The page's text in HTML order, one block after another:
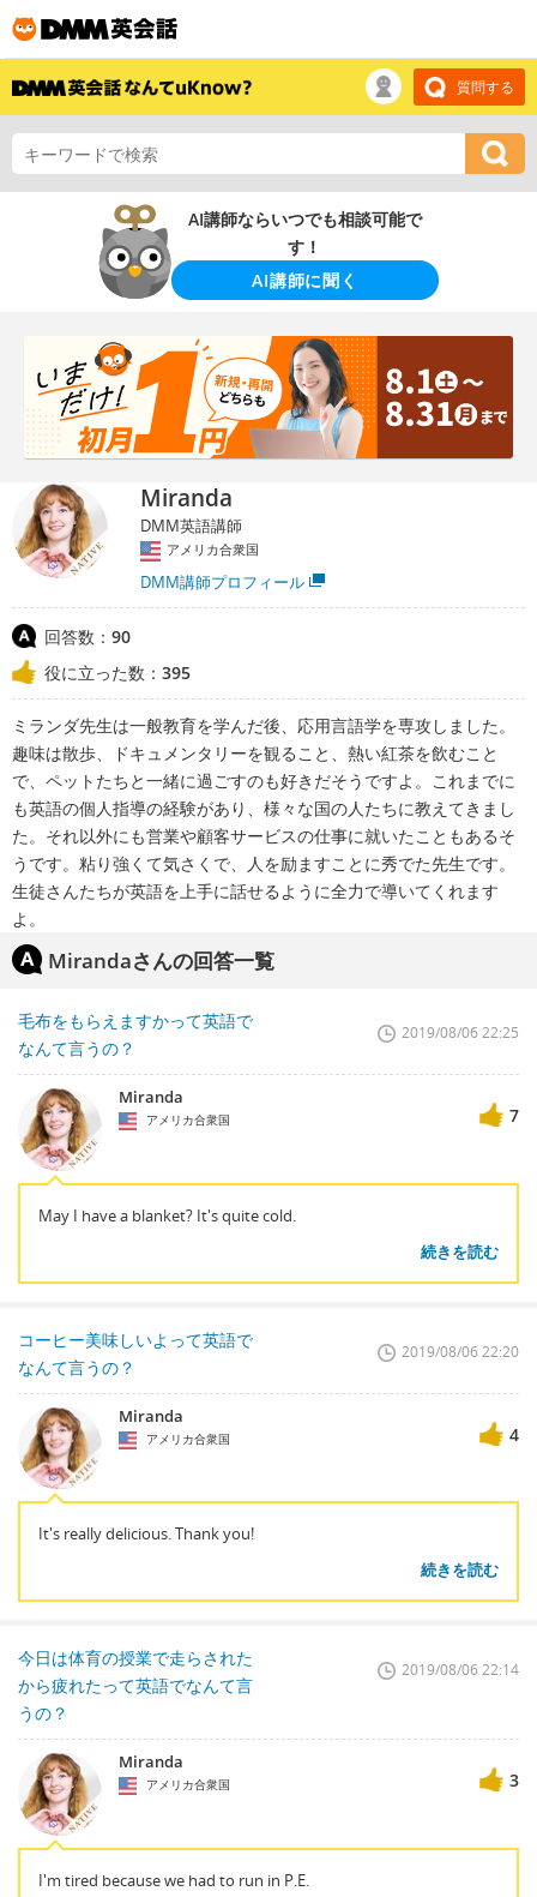
質問する
AI講師ならいつでも相談可能で
す！
AI講師に聞く
Miranda
DMM英語講師
アメリカ合衆国
DMM講師プロフィール
回答数： 90
役に立った数： 395
ミランダ先生は一般教育を学んだ後、応用言語学を専攻しました。
趣味は散歩、ドキュメンタリーを観ること、熱い紅茶を飲むこと
で、ペットたちと一緒に過ごすのも好きだそうですよ。これまでに
も英語の個人指導の経験があり、様々な国の人たちに教えてきまし
た。それ以外にも営業や顧客サービスの仕事に就いたこともあるそ
うです。粘り強くて気さくで、人を励ますことに秀でた先生です。
生徒さんたちが英語を上手に話せるように全力で導いてくれます
よ。
Mirandaさんの回答一覧
毛布をもらえますかって英語で
なんて言うの？
2019/08/06 22:25
Miranda
アメリカ合衆国 7
May I have a blanket? It's quite cold.
続きを読む
コーヒー美味しいよって英語で
なんて言うの？
2019/08/06 22:20
Miranda
アメリカ合衆国 4
It's really delicious. Thank you!
続きを読む
今日は体育の授業で走らされた
から疲れたって英語でなんて言
うの？
2019/08/06 22:14
Miranda
アメリカ合衆国 3
I'm tired because we had to run in P.E.